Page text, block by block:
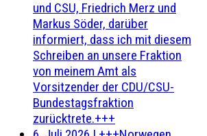
und CSU, Friedrich Merz und
Markus Söder, darüber
informiert, dass ich mit diesem
Schreiben an unsere Fraktion
von meinem Amt als
Vorsitzender der CDU/CSU-
Bundestagsfraktion
zurücktrete.+++